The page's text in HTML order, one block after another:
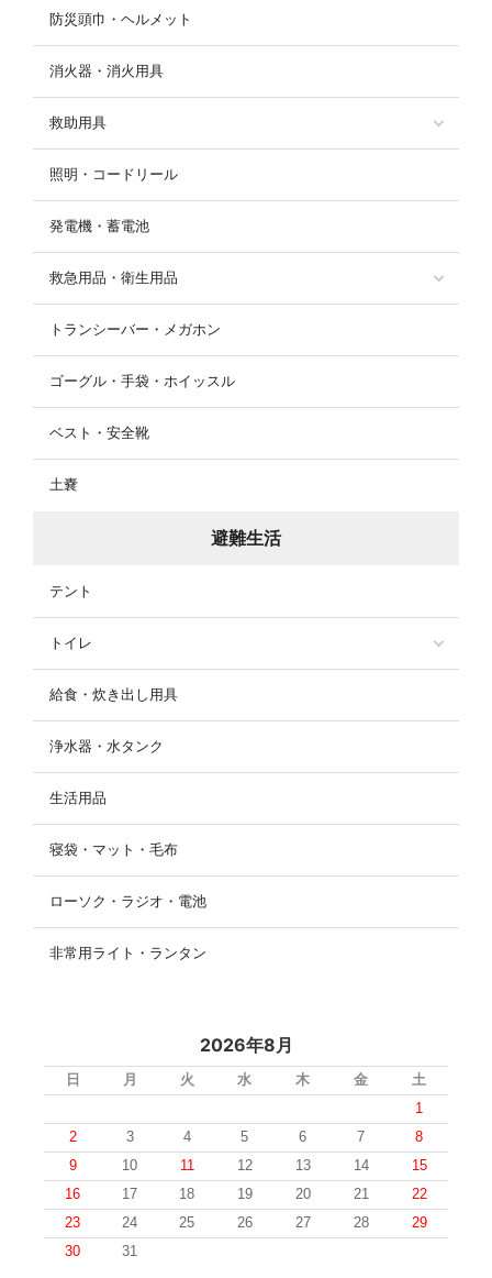
防災頭巾・ヘルメット
消火器・消火用具
救助用具
照明・コードリール
発電機・蓄電池
救急用品・衛生用品
トランシーバー・メガホン
ゴーグル・手袋・ホイッスル
ベスト・安全靴
土嚢
避難生活
テント
トイレ
給食・炊き出し用具
浄水器・水タンク
生活用品
寝袋・マット・毛布
ローソク・ラジオ・電池
非常用ライト・ランタン
2026年8月
日 月 火 水 木 金
土
1
2
3 4 5 6 7
8
9
10 11 12 13 14
15
16
17 18 19 20 21
22
23
24 25 26 27 28
29
30
31